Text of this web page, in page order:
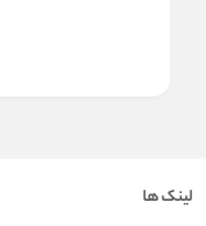
لینک ها